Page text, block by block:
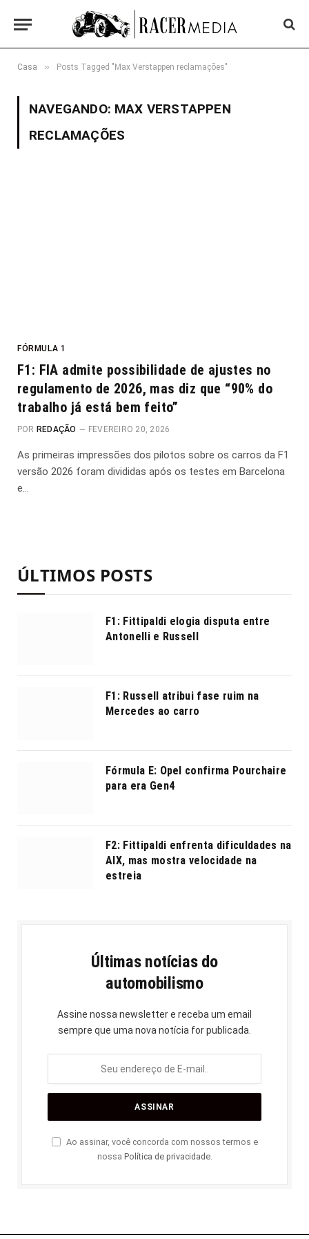
Casa » Posts Tagged "Max Verstappen reclamações"
NAVEGANDO: MAX VERSTAPPEN
RECLAMAÇÕES
FÓRMULA 1
F1: FIA admite possibilidade de ajustes no
regulamento de 2026, mas diz que “90% do
trabalho já está bem feito”
POR REDAÇÃO FEVEREIRO 20, 2026
As primeiras impressões dos pilotos sobre os carros da F1
versão 2026 foram divididas após os testes em Barcelona
e…
ÚLTIMOS POSTS
F1: Fittipaldi elogia disputa entre
Antonelli e Russell
F1: Russell atribui fase ruim na
Mercedes ao carro
Fórmula E: Opel confirma Pourchaire
para era Gen4
F2: Fittipaldi enfrenta dificuldades na
AIX, mas mostra velocidade na
estreia
Últimas notícias do
automobilismo
Assine nossa newsletter e receba um email
sempre que uma nova notícia for publicada.
Ao assinar, você concorda com nossos termos e
nossa Política de privacidade.